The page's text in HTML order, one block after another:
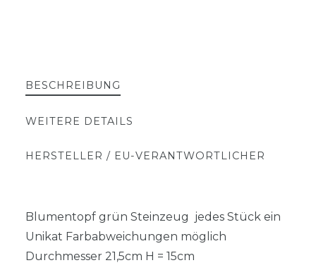
BESCHREIBUNG
WEITERE DETAILS
HERSTELLER / EU-VERANTWORTLICHER
Blumentopf grün Steinzeug jedes Stück ein
Unikat Farbabweichungen möglich
Durchmesser 21,5cm H = 15cm